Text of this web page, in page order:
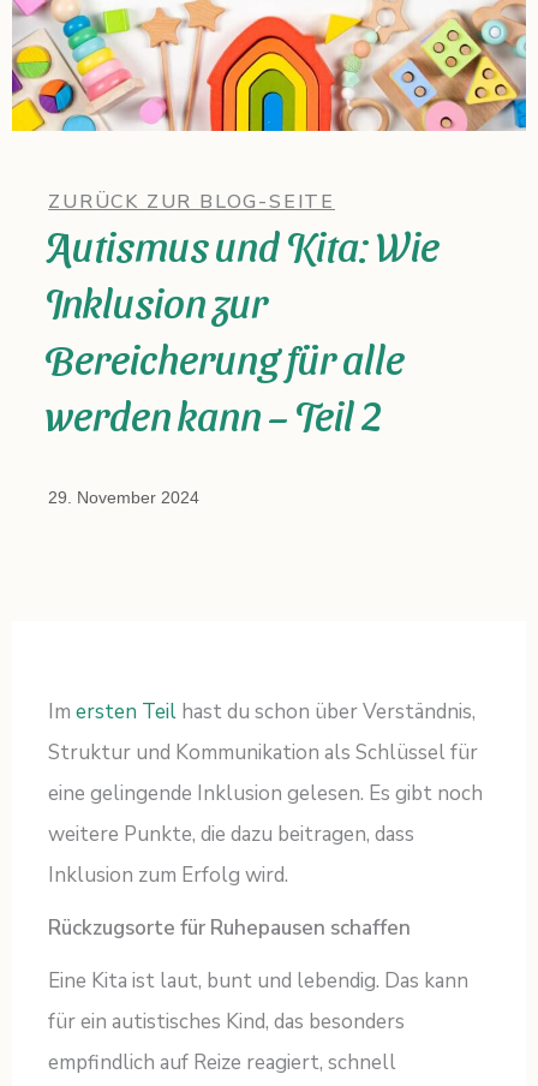
ZURÜCK ZUR BLOG-SEITE
Autismus und Kita: Wie
Inklusion zur
Bereicherung für alle
werden kann – Teil 2
29. November 2024
Imersten Teil hast du schon über Verständnis,
Struktur und Kommunikation als Schlüssel für
eine gelingende Inklusion gelesen. Es gibt noch
weitere Punkte, die dazu beitragen, dass
Inklusion zum Erfolg wird.
Rückzugsorte für Ruhepausen schaffen
Eine Kita ist laut, bunt und lebendig. Das kann
für ein autistisches Kind, das besonders
empfindlich auf Reize reagiert, schnell